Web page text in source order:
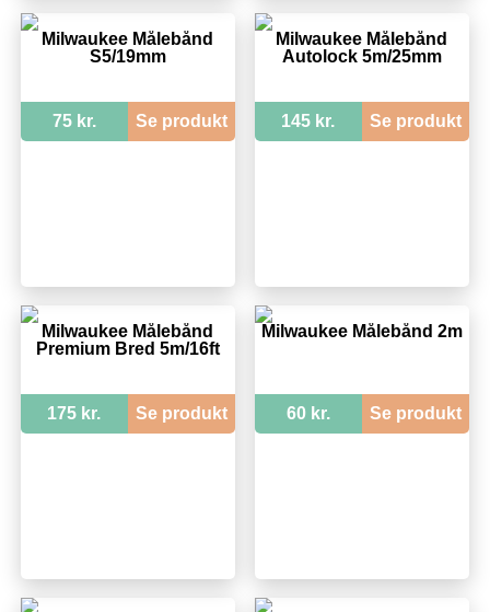
Milwaukee Målebånd
S5/19mm
75 kr. Se produkt
Milwaukee Målebånd
Autolock 5m/25mm
145 kr. Se produkt
Milwaukee Målebånd
Premium Bred 5m/16ft
175 kr. Se produkt
Milwaukee Målebånd 2m
60 kr. Se produkt